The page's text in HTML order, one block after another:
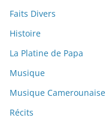
Faits Divers
Histoire
La Platine de Papa
Musique
Musique Camerounaise
Récits